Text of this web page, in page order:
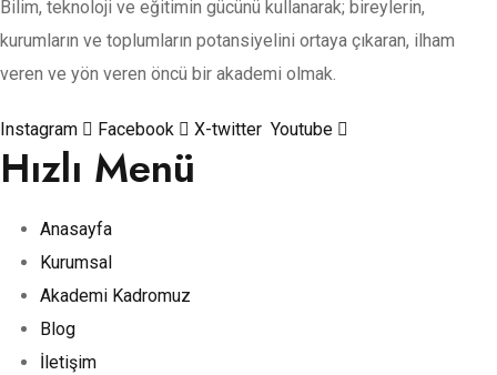
Bilim, teknoloji ve eğitimin gücünü kullanarak; bireylerin,
kurumların ve toplumların potansiyelini ortaya çıkaran, ilham
veren ve yön veren öncü bir akademi olmak.
Instagram Facebook X-twitter Youtube
Hızlı Menü
Anasayfa
Kurumsal
Akademi Kadromuz
Blog
İletişim